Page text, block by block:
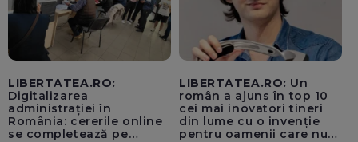
LIBERTATEA.RO:
Digitalizarea
administrației în
România: cererile online
se completează pe
LIBERTATEA.RO: Un
român a ajuns în top 10
cei mai inovatori tineri
din lume cu o invenție
pentru oamenii care nu